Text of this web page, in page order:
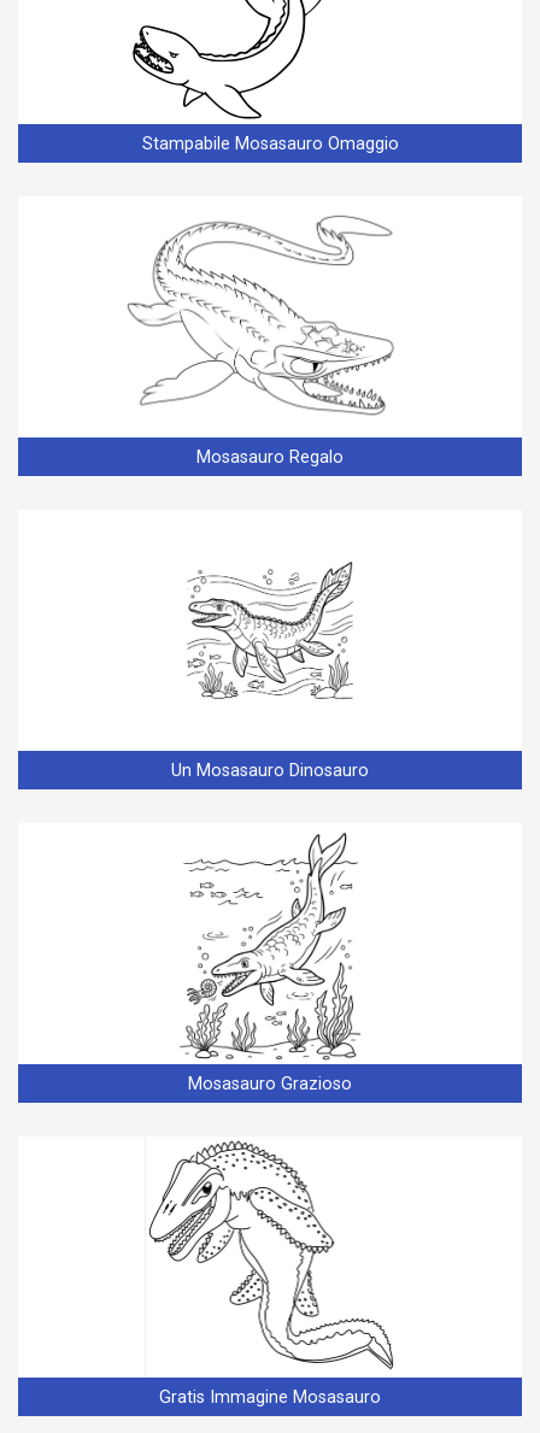
Stampabile Mosasauro Omaggio
Mosasauro Regalo
Un Mosasauro Dinosauro
Mosasauro Grazioso
Gratis Immagine Mosasauro